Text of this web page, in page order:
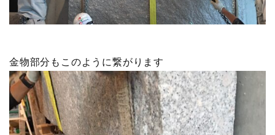
金物部分もこのように繋がります